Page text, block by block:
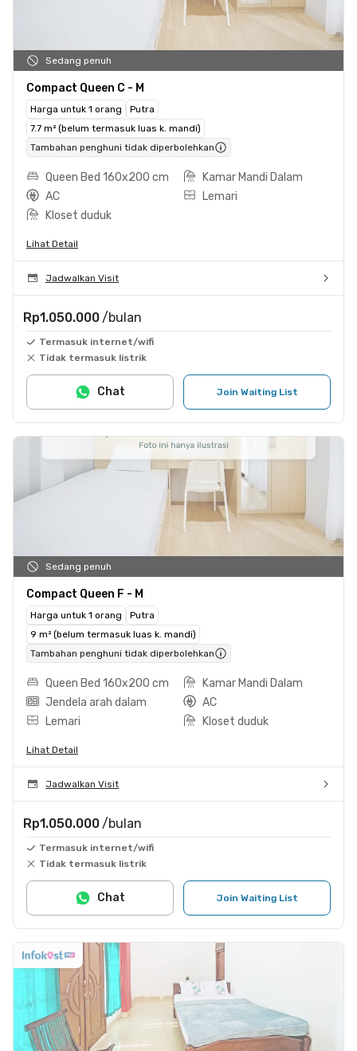
Sedang penuh
Compact Queen C - M
Harga untuk 1 orang
Putra
7.7 m² (belum termasuk luas k. mandi)
Tambahan penghuni tidak diperbolehkan
Queen Bed 160x200 cm
Kamar Mandi Dalam
AC
Lemari
Kloset duduk
Lihat Detail
Jadwalkan Visit
Rp1.050.000 /bulan
Termasuk internet/wifi
Tidak termasuk listrik
Join Waiting List
Chat
Sedang penuh
Compact Queen F - M
Harga untuk 1 orang
Putra
9 m² (belum termasuk luas k. mandi)
Tambahan penghuni tidak diperbolehkan
Queen Bed 160x200 cm
Kamar Mandi Dalam
Jendela arah dalam
AC
Lemari
Kloset duduk
Lihat Detail
Jadwalkan Visit
Rp1.050.000 /bulan
Termasuk internet/wifi
Tidak termasuk listrik
Join Waiting List
Chat